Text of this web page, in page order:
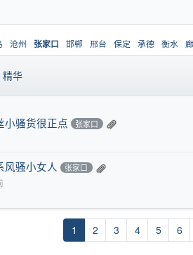
沧州 张家口 邯郸 邢台 保定 承德 衡水
精华
小骚货很正点 张家口
风骚小女人 张家口
1 2 3 4 5 6